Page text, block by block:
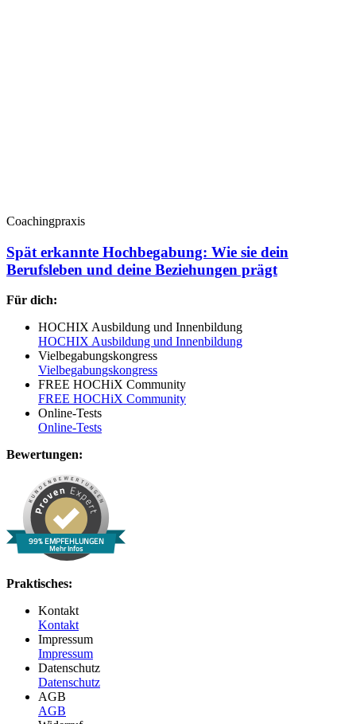
Coachingpraxis
Spät erkannte Hochbegabung: Wie sie dein
Berufsleben und deine Beziehungen prägt
Für dich:
HOCHIX Ausbildung und Innenbildung
HOCHIX Ausbildung und Innenbildung
Vielbegabungskongress
Vielbegabungskongress
FREE HOCHiX Community
FREE HOCHiX Community
Online-Tests
Online-Tests
Bewertungen:
99% EMPFEHLUNGEN
Mehr Infos
Praktisches:
Kontakt
Kontakt
Impressum
Impressum
Datenschutz
Datenschutz
AGB
AGB